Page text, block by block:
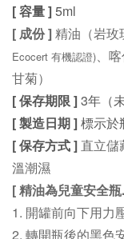
[ 容量 ]5ml
[ 成份 ]精油（岩玫
Ecocert 有機認證)
、
甘菊）
[ 保存期限 ]3年（
[ 製造日期 ]標示於
[ 保存方式 ] 直立儲
溫潮濕
[ 精油為兒童安全
1. 開罐前向下用力
2. 轉開瓶後的黑色